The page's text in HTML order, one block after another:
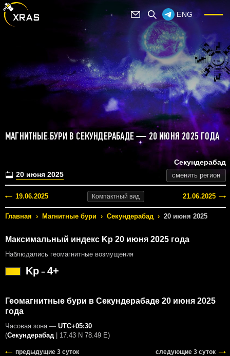
ENG
МАГНИТНЫЕ БУРИ В СЕКУНДЕРАБАДЕ — 20 ИЮНЯ 2025 ГОДА
20 июня 2025
Секундерабад
сменить регион
19.06.2025 Компактный вид 21.06.2025
Главная › Магнитные бури › Секундерабад › 20 июня 2025
Максимальный индекс Kp 20 июня 2025 года
Наблюдались геомагнитные возмущения
Kp = 4+
Геомагнитные бури в Секундерабаде 20 июня 2025
года
Часовая зона — UTC+05:30
(Секундерабад | 17.43 N 78.49 E)
предыдущие 3 суток следующие 3 суток